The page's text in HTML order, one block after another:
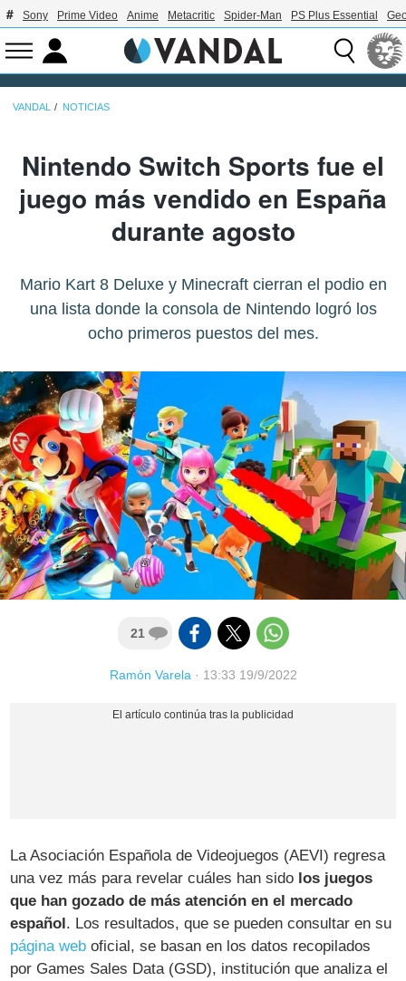
Sony Prime Video Anime Metacritic Spider-Man PS Plus Essential
VANDAL NOTICIAS
Nintendo Switch Sports fue el
juego más vendido en España
durante agosto
Mario Kart 8 Deluxe y Minecraft cierran el podio en
una lista donde la consola de Nintendo logró los
ocho primeros puestos del mes.
21
Ramón Varela· 13:33 19/9/2022
La Asociación Española de Videojuegos (AEVI) regresa
una vez más para revelar cuáles han sido los juegos
que han gozado de más atención en el mercado
español. Los resultados, que se pueden consultar en su
página web oficial, se basan en los datos recopilados
por Games Sales Data (GSD), institución que analiza el